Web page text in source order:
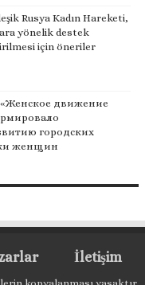
Rusya Kadın Hareketi,
yönelik destek
için öneriler
«Женское движение
городских
женщин
İletişim